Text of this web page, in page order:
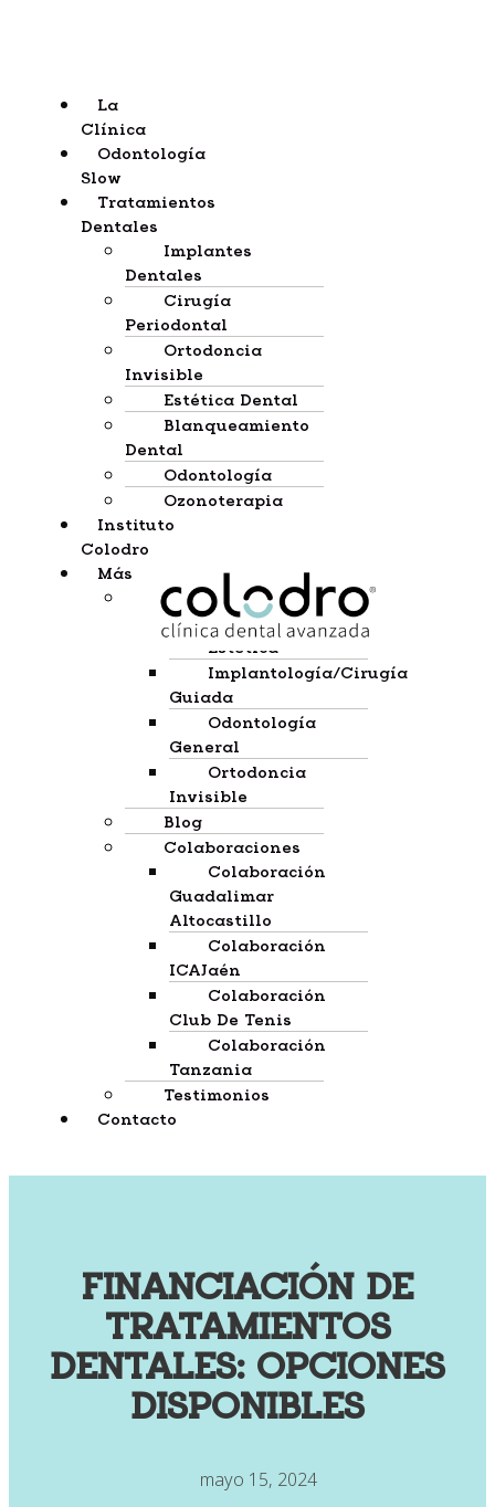
La
Clínica
Odontología
Slow
Tratamientos
Dentales
Implantes
Dentales
Cirugía
Periodontal
Ortodoncia
Invisible
Estética Dental
Blanqueamiento
Dental
Odontología
Ozonoterapia
Instituto
Colodro
Más
Casos Clínicos
Periodoncia
Estética
Implantología/cirugía
Guiada
Odontología
General
Ortodoncia
Invisible
Blog
Colaboraciones
Colaboración
Guadalimar
Altocastillo
Colaboración
ICAJaén
Colaboración
Club De Tenis
Colaboración
Tanzania
Testimonios
Contacto
FINANCIACIÓN DE
TRATAMIENTOS
DENTALES: OPCIONES
DISPONIBLES
mayo 15, 2024